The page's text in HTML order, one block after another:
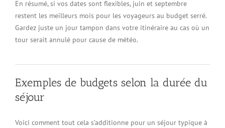
En résumé, si vos dates sont flexibles, juin et septembre
restent les meilleurs mois pour les voyageurs au budget serré.
Gardez juste un jour tampon dans votre itinéraire au cas où un
tour serait annulé pour cause de météo.
Exemples de budgets selon la durée du
séjour
Voici comment tout cela s’additionne pour un séjour typique à